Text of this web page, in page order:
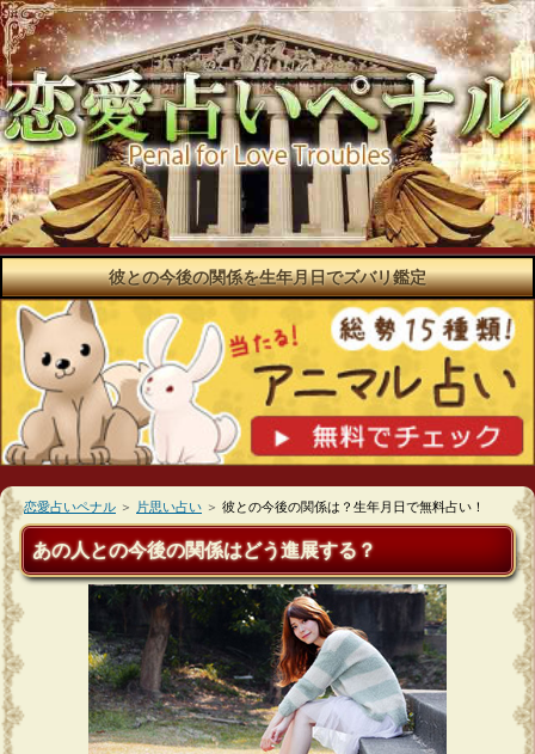
彼との今後の関係を生年月日でズバリ鑑定
恋愛占いペナル ＞ 片思い占い ＞ 彼との今後の関係は？生年月日で無料占い！
あの人との今後の関係はどう進展する？